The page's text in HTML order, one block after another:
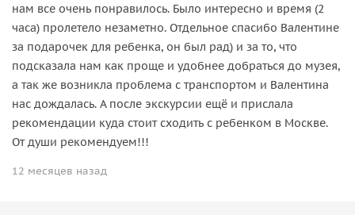
нам все очень понравилось. Было интересно и время (2
часа) пролетело незаметно. Отдельное спасибо Валентине
за подарочек для ребенка, он был рад) и за то, что
подсказала нам как проще и удобнее добраться до музея,
а так же возникла проблема с транспортом и Валентина
нас дождалась. А после экскурсии ещё и прислала
рекомендации куда стоит сходить с ребенком в Москве.
От души рекомендуем!!!
12 месяцев назад